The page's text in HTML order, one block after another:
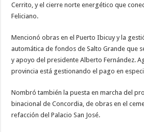
Cerrito, y el cierre norte energético que
Feliciano.
Mencionó obras en el Puerto Ibicuy y la
automática de fondos de Salto Grande que
y apoyo del presidente Alberto Fernández.
provincia está gestionando el pago en
Nombró también la puesta en marcha del
binacional de Concordia, de obras en el
refacción del Palacio San José.